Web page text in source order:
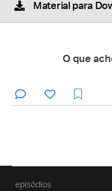
Material para
O que
episódios